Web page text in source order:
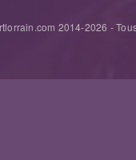
2014-2026 -